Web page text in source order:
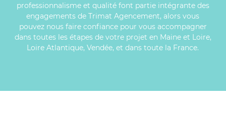
professionnalisme et qualité font partie intégrante des
engagements de Trimat Agencement, alors vous
pouvez nous faire confiance pour vous accompagner
dans toutes les étapes de votre projet en Maine et Loire,
Loire Atlantique, Vendée, et dans toute la France.